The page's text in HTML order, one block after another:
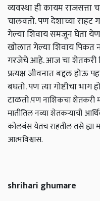
व्यवस्था ही कायम
चालवतो. पण देशाच्या
गेल्या शिवाय समजून घेता
खोलात गेल्या शिवाय पिकत
गरजेचे आहे. आज चा शेतकरी
प्रत्यक्ष जीवनात बद्दल होऊ
बघतो. पण त्या गोष्टीचा
टाळतो.पण नाशिकचा शेतकरी
मातीतिल नव्या शेतकऱ्याची
कोलबंस येतच राहतील तसे ह्या
आत्मविश्वास.
shrihari ghumare